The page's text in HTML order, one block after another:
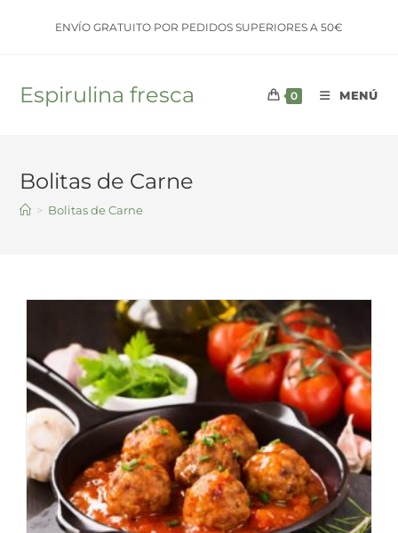
ENVÍO GRATUITO POR PEDIDOS SUPERIORES A 50€
Espirulina fresca 0 MENÚ
Bolitas de Carne
> Bolitas de Carne